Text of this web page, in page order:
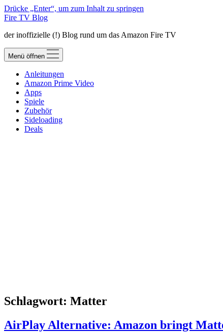
Drücke „Enter“, um zum Inhalt zu springen
Fire TV Blog
der inoffizielle (!) Blog rund um das Amazon Fire TV
Menü öffnen
Anleitungen
Amazon Prime Video
Apps
Spiele
Zubehör
Sideloading
Deals
Schlagwort: Matter
AirPlay Alternative: Amazon bringt